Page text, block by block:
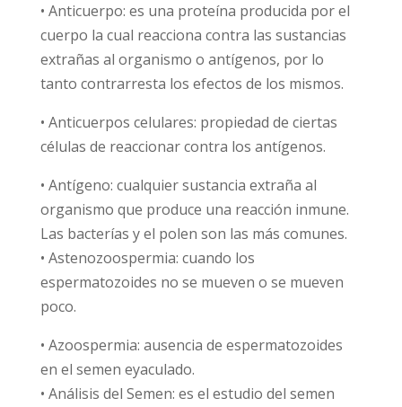
• Anticuerpo: es una proteína producida por el
cuerpo la cual reacciona contra las sustancias
extrañas al organismo o antígenos, por lo
tanto contrarresta los efectos de los mismos.
• Anticuerpos celulares: propiedad de ciertas
células de reaccionar contra los antígenos.
• Antígeno: cualquier sustancia extraña al
organismo que produce una reacción inmune.
Las bacterías y el polen son las más comunes.
• Astenozoospermia: cuando los
espermatozoides no se mueven o se mueven
poco.
• Azoospermia: ausencia de espermatozoides
en el semen eyaculado.
• Análisis del Semen: es el estudio del semen